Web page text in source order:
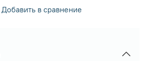
Добавить в сравнение